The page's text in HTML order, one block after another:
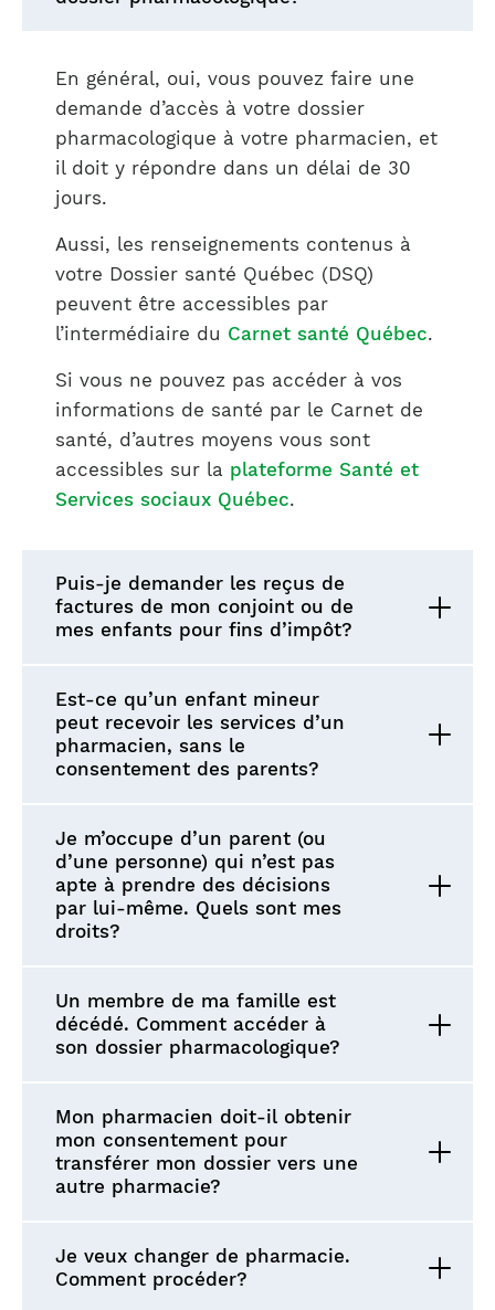
En général, oui, vous pouvez faire une
demande d’accès à votre dossier
pharmacologique à votre pharmacien, et
il doit y répondre dans un délai de 30
jours.
Aussi, les renseignements contenus à
votre Dossier santé Québec (DSQ)
peuvent être accessibles par
l’intermédiaire du Carnet santé Québec.
Si vous ne pouvez pas accéder à vos
informations de santé par le Carnet de
santé, d’autres moyens vous sont
accessibles sur la plateforme Santé et
Services sociaux Québec.
Puis-je demander les reçus de
factures de mon conjoint ou de
mes enfants pour fins d’impôt?
Est-ce qu’un enfant mineur
peut recevoir les services d’un
pharmacien, sans le
consentement des parents?
Je m’occupe d’un parent (ou
d’une personne) qui n’est pas
apte à prendre des décisions
par lui-même. Quels sont mes
droits?
Un membre de ma famille est
décédé. Comment accéder à
son dossier pharmacologique?
Mon pharmacien doit-il obtenir
mon consentement pour
transférer mon dossier vers une
autre pharmacie?
Je veux changer de pharmacie.
Comment procéder?